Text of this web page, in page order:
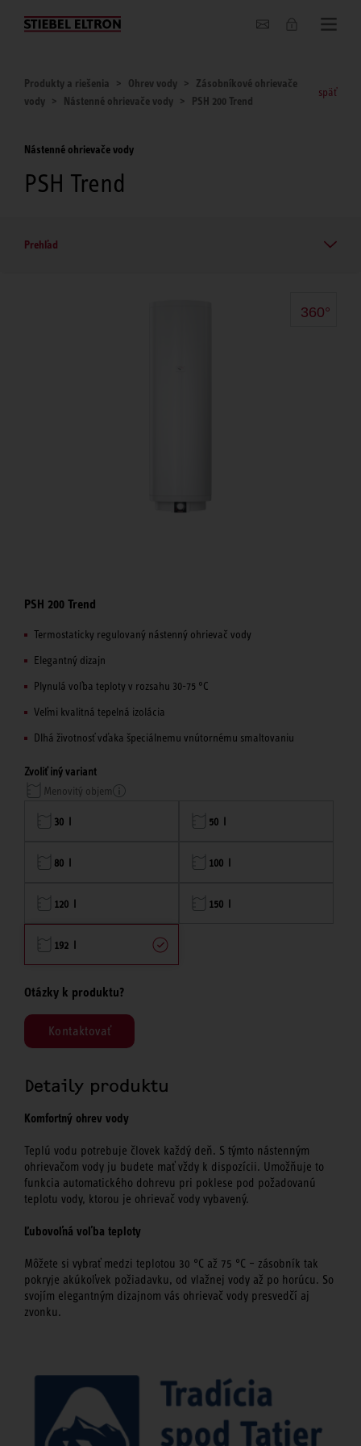
O nás
Produkty a riešenia Ohrev vody
Zásobníkové ohrievače
vody
Nástenné ohrievače vody PSH 200 Trend
späť
Nástenné ohrievače vody
PSH Trend
Prehľad
360°
PSH 200 Trend
Termostaticky regulovaný nástenný ohrievač vody
Elegantný dizajn
Plynulá voľba teploty v rozsahu 30-75 °C
Veľmi kvalitná tepelná izolácia
Dlhá životnosť vďaka špeciálnemu vnútornému smaltovaniu
Zvoliť iný variant
Menovitý objem
30 l 50 l
80 l 100 l
120 l 150 l
192 l
Otázky k produktu?
Kontaktovať
Detaily produktu
Komfortný ohrev vody
Teplú vodu potrebuje človek každý deň. S týmto nástenným
ohrievačom vody ju budete mať vždy k dispozícii. Umožňuje to
funkcia automatického dohrevu pri poklese pod požadovanú
teplotu vody, ktorou je ohrievač vody vybavený.
Ľubovoľná voľba teploty
Môžete si vybrať medzi teplotou 30 °C až 75 °C – zásobník tak
pokryje akúkoľvek požiadavku, od vlažnej vody až po horúcu. So
svojím elegantným dizajnom vás ohrievač vody presvedčí aj
zvonku.